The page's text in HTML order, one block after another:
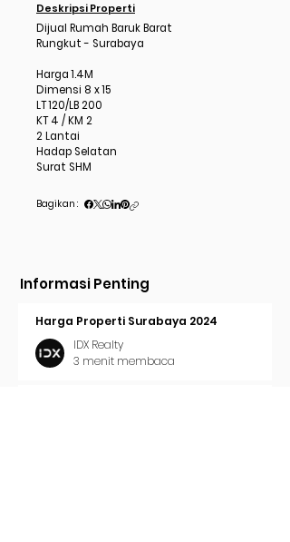
Deskripsi Properti
Dijual Rumah Baruk Barat
Rungkut - Surabaya
Harga 1.4M
Dimensi 8 x 15
LT 120/LB 200
KT 4 / KM 2
2 Lantai
Hadap Selatan
Surat SHM
Bagikan :
Informasi Penting
Harga Properti Surabaya 2024
IDX Realty
3 menit membaca